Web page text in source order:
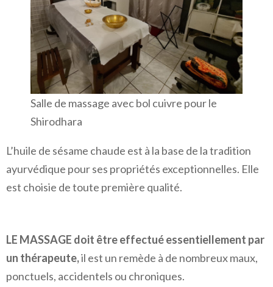
Salle de massage avec bol cuivre pour le
Shirodhara
L’huile de sésame chaude est à la base de la tradition
ayurvédique pour ses propriétés exceptionnelles. Elle
est choisie de toute première qualité.
LE MASSAGE doit être effectué essentiellement par
un thérapeute,il est un remède à de nombreux maux,
ponctuels, accidentels ou chroniques.